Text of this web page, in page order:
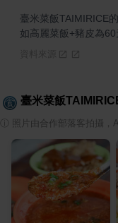
臺米菜飯TAIMIRICE
如高麗菜飯+豬皮為60
臺米菜飯
照片由合作部落客拍攝，